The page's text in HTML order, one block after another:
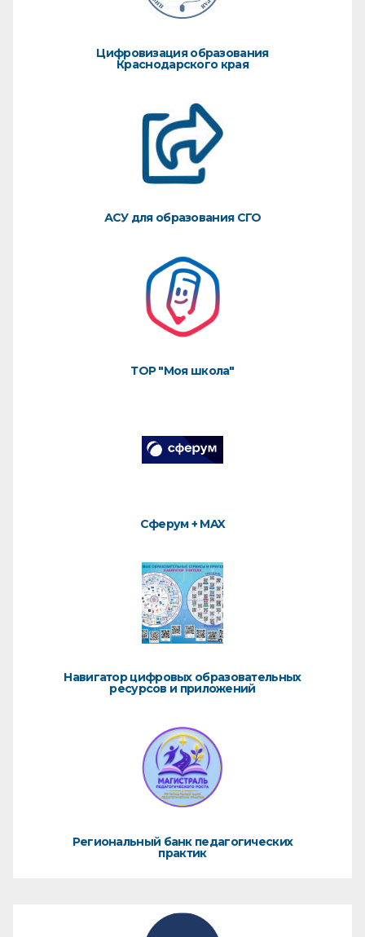
Цифровизация образования
Краснодарского края
АСУ для образования СГО
ТОР "Моя школа"
Сферум + MAX
Навигатор цифровых образовательных
ресурсов и приложений
Региональный банк педагогических
практик